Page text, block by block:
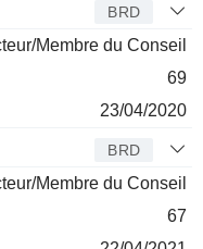
BRD
Membre du Conseil
69
23/04/2020
BRD
Membre du Conseil
67